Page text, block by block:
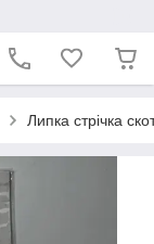
Липка стрічка